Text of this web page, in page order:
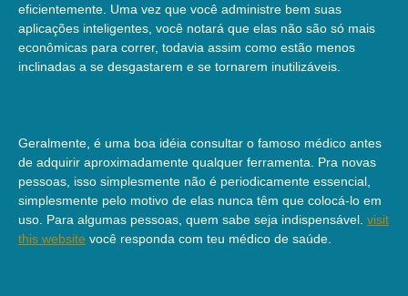
eficientemente. Uma vez que você administre bem suas
aplicações inteligentes, você notará que elas não são só mais
econômicas para correr, todavia assim como estão menos
inclinadas a se desgastarem e se tornarem inutilizáveis.
Geralmente, é uma boa idéia consultar o famoso médico antes
de adquirir aproximadamente qualquer ferramenta. Pra novas
pessoas, isso simplesmente não é periodicamente essencial,
simplesmente pelo motivo de elas nunca têm que colocá-lo em
uso. Para algumas pessoas, quem sabe seja indispensável. visit
this website você responda com teu médico de saúde.